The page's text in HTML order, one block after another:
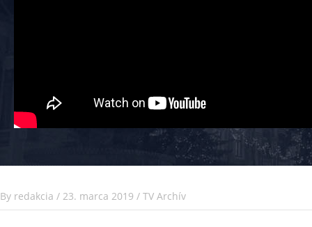
By redakcia / 23. marca 2019 / TV Archív